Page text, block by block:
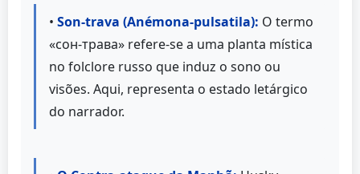
• Son-trava (Anémona-pulsatila): O termo
«сон-трава» refere-se a uma planta mística
no folclore russo que induz o sono ou
visões. Aqui, representa o estado letárgico
do narrador.